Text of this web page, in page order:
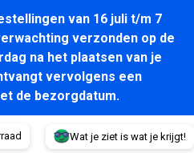
van 16 juli t/m 7
verzonden op de
na het plaatsen van je
vervolgens een
de bezorgdatum.
Wat je ziet is wat je krijgt!